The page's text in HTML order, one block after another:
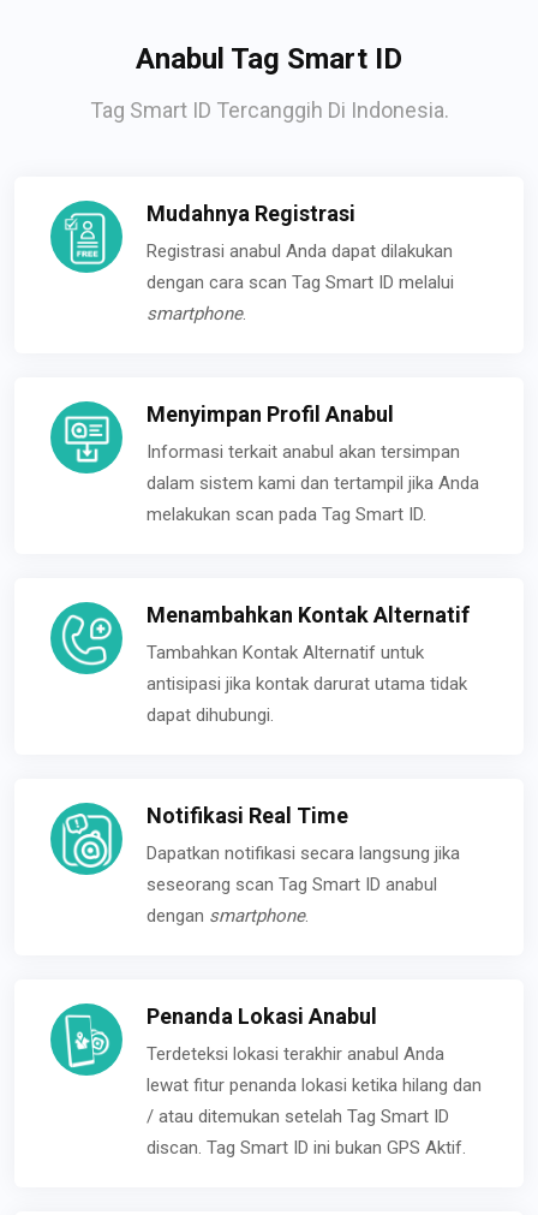
Anabul Tag Smart ID
Tag Smart ID Tercanggih Di Indonesia.
Mudahnya Registrasi
Registrasi anabul Anda dapat dilakukan
dengan cara scan Tag Smart ID melalui
smartphone.
Menyimpan Profil Anabul
Informasi terkait anabul akan tersimpan
dalam sistem kami dan tertampil jika Anda
melakukan scan pada Tag Smart ID.
Menambahkan Kontak Alternatif
Tambahkan Kontak Alternatif untuk
antisipasi jika kontak darurat utama tidak
dapat dihubungi.
Notifikasi Real Time
Dapatkan notifikasi secara langsung jika
seseorang scan Tag Smart ID anabul
dengan smartphone.
Penanda Lokasi Anabul
Terdeteksi lokasi terakhir anabul Anda
lewat fitur penanda lokasi ketika hilang dan
/ atau ditemukan setelah Tag Smart ID
discan. Tag Smart ID ini bukan GPS Aktif.